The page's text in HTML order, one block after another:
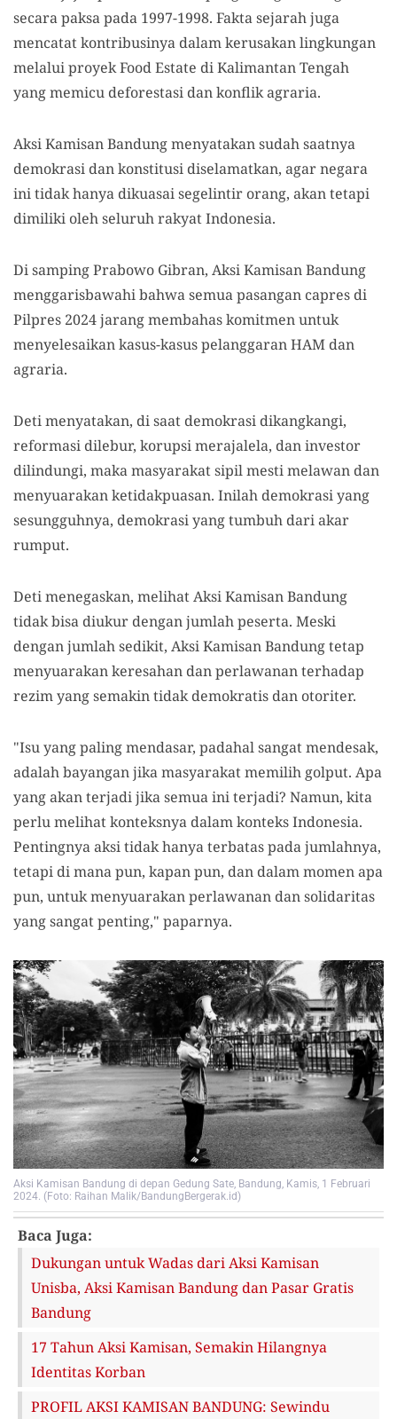
secara paksa pada 1997-1998. Fakta sejarah juga
mencatat kontribusinya dalam kerusakan lingkungan
melalui proyek Food Estate di Kalimantan Tengah
yang memicu deforestasi dan konflik agraria.
Aksi Kamisan Bandung menyatakan sudah saatnya
demokrasi dan konstitusi diselamatkan, agar negara
ini tidak hanya dikuasai segelintir orang, akan tetapi
dimiliki oleh seluruh rakyat Indonesia.
Di samping Prabowo Gibran, Aksi Kamisan Bandung
menggarisbawahi bahwa semua pasangan capres di
Pilpres 2024 jarang membahas komitmen untuk
menyelesaikan kasus-kasus pelanggaran HAM dan
agraria.
Deti menyatakan, di saat demokrasi dikangkangi,
reformasi dilebur, korupsi merajalela, dan investor
dilindungi, maka masyarakat sipil mesti melawan dan
menyuarakan ketidakpuasan. Inilah demokrasi yang
sesungguhnya, demokrasi yang tumbuh dari akar
rumput.
Deti menegaskan, melihat Aksi Kamisan Bandung
tidak bisa diukur dengan jumlah peserta. Meski
dengan jumlah sedikit, Aksi Kamisan Bandung tetap
menyuarakan keresahan dan perlawanan terhadap
rezim yang semakin tidak demokratis dan otoriter.
"Isu yang paling mendasar, padahal sangat mendesak,
adalah bayangan jika masyarakat memilih golput. Apa
yang akan terjadi jika semua ini terjadi? Namun, kita
perlu melihat konteksnya dalam konteks Indonesia.
Pentingnya aksi tidak hanya terbatas pada jumlahnya,
tetapi di mana pun, kapan pun, dan dalam momen apa
pun, untuk menyuarakan perlawanan dan solidaritas
yang sangat penting," paparnya.
Aksi Kamisan Bandung di depan Gedung Sate, Bandung, Kamis, 1 Februari
2024. (Foto: Raihan Malik/BandungBergerak.id)
Baca Juga:
Dukungan untuk Wadas dari Aksi Kamisan
Unisba, Aksi Kamisan Bandung dan Pasar Gratis
Bandung
17 Tahun Aksi Kamisan, Semakin Hilangnya
Identitas Korban
PROFIL AKSI KAMISAN BANDUNG: Sewindu